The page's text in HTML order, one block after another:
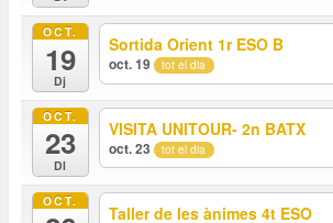
OCT.
19
Dj
Sortida Orient 1r ESO B
oct. 19 tot el dia
OCT.
23
Dl
VISITA UNITOUR- 2n BATX
oct. 23 tot el dia
OCT.
Taller de les ànimes 4t ESO